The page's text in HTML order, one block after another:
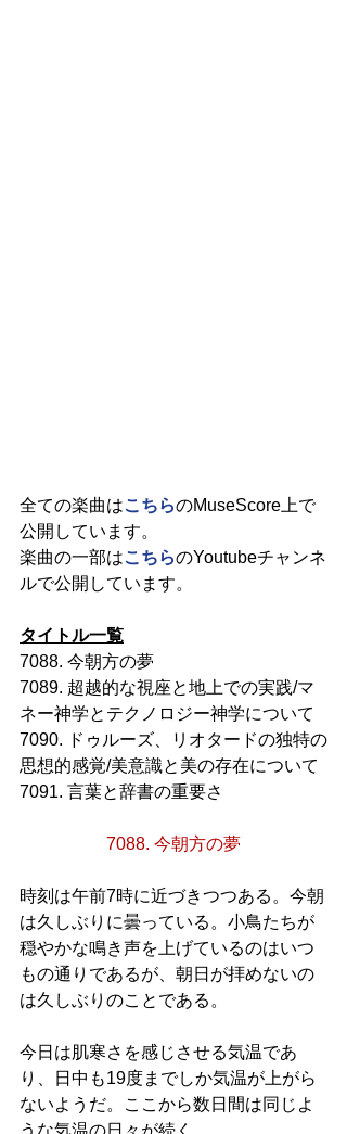
全ての楽曲はこちらのMuseScore上で
公開しています。
楽曲の一部はこちらのYoutubeチャンネ
ルで公開しています。
タイトル一覧
7088. 今朝方の夢
7089. 超越的な視座と地上での実践/マ
ネー神学とテクノロジー神学について
7090. ドゥルーズ、リオタードの独特の
思想的感覚/美意識と美の存在について
7091. 言葉と辞書の重要さ
7088. 今朝方の夢
時刻は午前7時に近づきつつある。今朝
は久しぶりに曇っている。小鳥たちが
穏やかな鳴き声を上げているのはいつ
もの通りであるが、朝日が拝めないの
は久しぶりのことである。
今日は肌寒さを感じさせる気温であ
り、日中も19度までしか気温が上がら
ないようだ。ここから数日間は同じよ